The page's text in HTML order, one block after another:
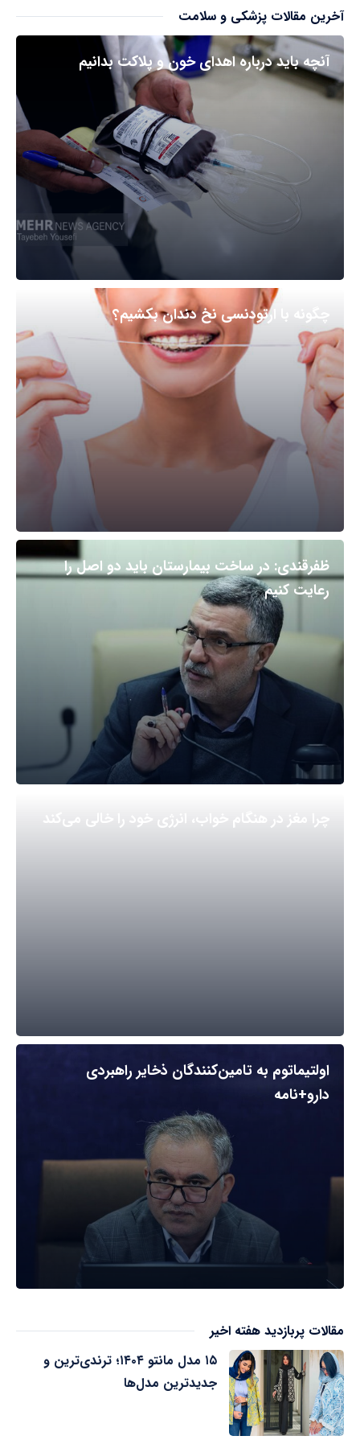
آخرین مقالات پزشکی و سلامت
آنچه باید درباره اهدای خون و پلاکت بدانیم
چگونه با ارتودنسی نخ دندان بکشیم؟
ظفرقندی: در ساخت بیمارستان باید دو اصل را
رعایت کنیم
چرا مغز در هنگام خواب، انرژی خود را خالی می‌کند
اولتیماتوم به تامین‌کنندگان ذخایر راهبردی
دارو+نامه
مقالات پربازدید هفته اخیر
۱۵ مدل مانتو ۱۴۰۴؛ ترندی‌ترین و
جدیدترین مدل‌ها